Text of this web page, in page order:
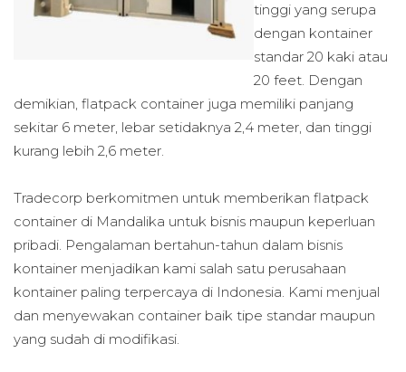
tinggi yang serupa
dengan kontainer
standar 20 kaki atau
20 feet. Dengan
demikian, flatpack container juga memiliki panjang
sekitar 6 meter, lebar setidaknya 2,4 meter, dan tinggi
kurang lebih 2,6 meter.
Tradecorp berkomitmen untuk memberikan flatpack
container di Mandalika untuk bisnis maupun keperluan
pribadi. Pengalaman bertahun-tahun dalam bisnis
kontainer menjadikan kami salah satu perusahaan
kontainer paling terpercaya di Indonesia. Kami menjual
dan menyewakan container baik tipe standar maupun
yang sudah di modifikasi.